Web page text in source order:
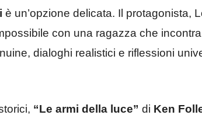
è un’opzione delicata. Il protagonista,
con una ragazza che
dialoghi realistici e riflessioni
“Le armi della luce” di Ken